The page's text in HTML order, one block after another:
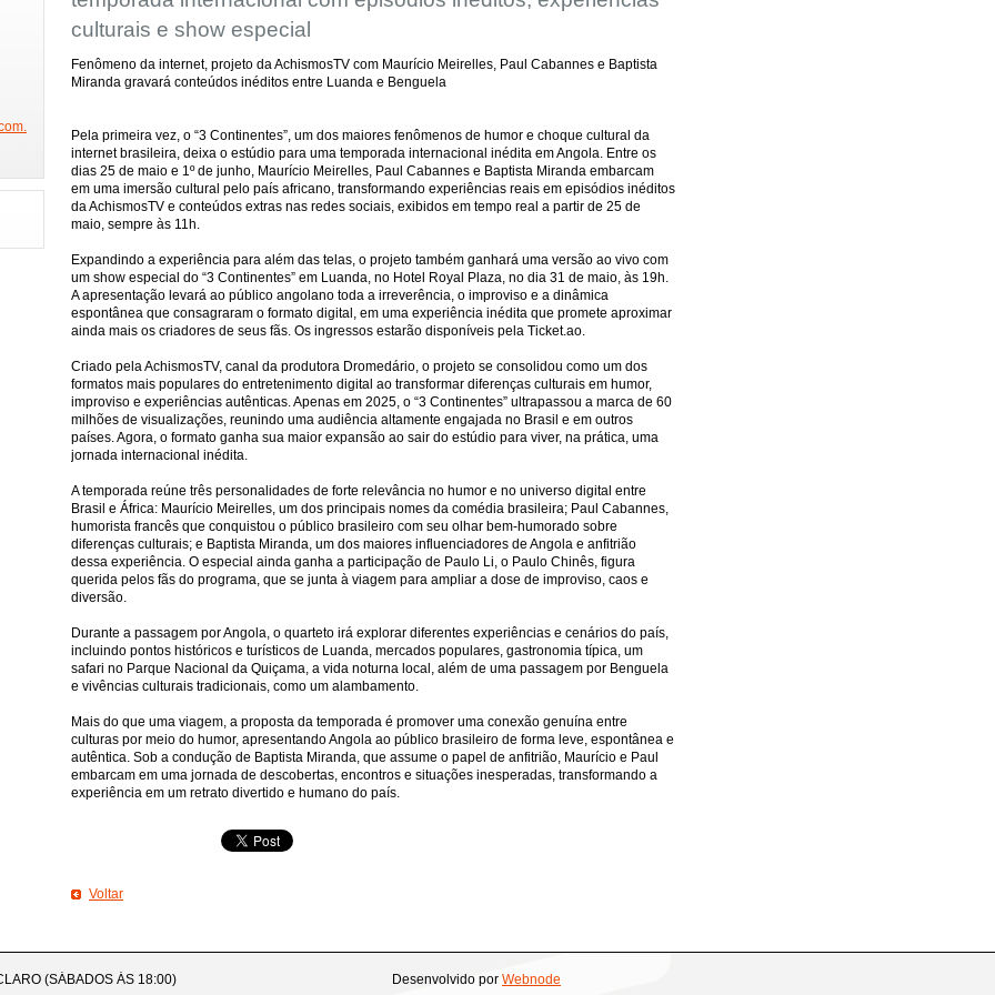
BEAUTY FAIR PORTA DOS FUNDOS
PROGRAMA DO JÔ PREMIAÇÃO CREDICARD HALL PRÊMIO JOVEM FESTA DA FAZENDA
CONCURSO MISS BUMBUM BOAT SHOW FESTA DA PLAYBOY GAROTA POKER
FESTA DA ABRAJET FINAL MUSAS DAS TORCIDAS RAINHA DO CAMAROTE
FUTEBOL COM MILTON NEVES PARTICIPE DO CONCURSO GAROTA POKER
ANHEMBI ENSAIOS
HAIR BRASIL HOMEM E MULHER DO ANO EXPOVINIS FAMOSOS EM EVENTO
GAROTO E GAROTA FITNESS CLÍNICA DR REY SHOW JORGE ARAGÃO BELAS NO FUTEBOL
CONCURSO FELINAS FEIJOADA DA FAMA GAROTA POKER SELEÇÃO COPA DO MUNDO
MISS SÃO PAULO 2014 GISELE BUNDCHEN COLEÇÃO O TIME MAIS AMADO CLUB 33
BIENAL DO LIVRO REUNIÃO COM DR HOLLYWOOD BEAUTY FAIR
CONCURSO MISS MODEL BRAZIL ELENCO DA NOVELA IMPÉRIO EDSON VERTI
E DESTAQUE PRÊMIO PERSONALIDADE DE DESTAQUE BBB15 PLAYBOY FESTA
VILA MARIA CARNAVAL DEPOIMENTO DO DR REY NA PARAÍBA SHEYLA MELL
FEIJOADA DA FAMA TURMA DO CHAVES MARQUITO
REVISTA SEXY 23 ANOS
E GALINHADA FESTIVAL YOUTUBERS COCA-COLA BELAS DA NOITE
FLORESCER CÂMARA DE COMÉRCIO DE DESENVOLVIMENTO INTERNACIONAL BRASIL - CHINA
E LUAN SANTANA TOCHA OLÍMPICA DIA DO DETETIVE VAGAS DE EMPREGO
#JUNTOSPARASEMPRE MISSMISTERSÃOPAULO2017
2017 FINAL LÁ FANTASIA EXPONUTRITION 2016
SALÃO DO AUTOMÓVEL INTERNACIONAL DE SÃO PAULO
CONGRESSO NACIONAL DE MUAYTHAI
culturais e show especial
Fenômeno da internet, projeto da AchismosTV com Maurício Meirelles, Paul Cabannes e Baptista
Miranda gravará conteúdos inéditos entre Luanda e Benguela
Pela primeira vez, o “3 Continentes”, um dos maiores fenômenos de humor e choque cultural da
internet brasileira, deixa o estúdio para uma temporada internacional inédita em Angola. Entre os
dias 25 de maio e 1º de junho, Maurício Meirelles, Paul Cabannes e Baptista Miranda embarcam
em uma imersão cultural pelo país africano, transformando experiências reais em episódios inéditos
da AchismosTV e conteúdos extras nas redes sociais, exibidos em tempo real a partir de 25 de
maio, sempre às 11h.
Expandindo a experiência para além das telas, o projeto também ganhará uma versão ao vivo com
um show especial do “3 Continentes” em Luanda, no Hotel Royal Plaza, no dia 31 de maio, às 19h.
A apresentação levará ao público angolano toda a irreverência, o improviso e a dinâmica
espontânea que consagraram o formato digital, em uma experiência inédita que promete aproximar
ainda mais os criadores de seus fãs. Os ingressos estarão disponíveis pela Ticket.ao.
Criado pela AchismosTV, canal da produtora Dromedário, o projeto se consolidou como um dos
formatos mais populares do entretenimento digital ao transformar diferenças culturais em humor,
improviso e experiências autênticas. Apenas em 2025, o “3 Continentes” ultrapassou a marca de 60
milhões de visualizações, reunindo uma audiência altamente engajada no Brasil e em outros
países. Agora, o formato ganha sua maior expansão ao sair do estúdio para viver, na prática, uma
jornada internacional inédita.
A temporada reúne três personalidades de forte relevância no humor e no universo digital entre
Brasil e África: Maurício Meirelles, um dos principais nomes da comédia brasileira; Paul Cabannes,
humorista francês que conquistou o público brasileiro com seu olhar bem-humorado sobre
diferenças culturais; e Baptista Miranda, um dos maiores influenciadores de Angola e anfitrião
dessa experiência. O especial ainda ganha a participação de Paulo Li, o Paulo Chinês, figura
querida pelos fãs do programa, que se junta à viagem para ampliar a dose de improviso, caos e
diversão.
Durante a passagem por Angola, o quarteto irá explorar diferentes experiências e cenários do país,
incluindo pontos históricos e turísticos de Luanda, mercados populares, gastronomia típica, um
safari no Parque Nacional da Quiçama, a vida noturna local, além de uma passagem por Benguela
e vivências culturais tradicionais, como um alambamento.
Mais do que uma viagem, a proposta da temporada é promover uma conexão genuína entre
culturas por meio do humor, apresentando Angola ao público brasileiro de forma leve, espontânea e
autêntica. Sob a condução de Baptista Miranda, que assume o papel de anfitrião, Maurício e Paul
embarcam em uma jornada de descobertas, encontros e situações inesperadas, transformando a
experiência em um retrato divertido e humano do país.
Voltar
(SÁBADOS ÁS 18:00) Desenvolvido por Webnode